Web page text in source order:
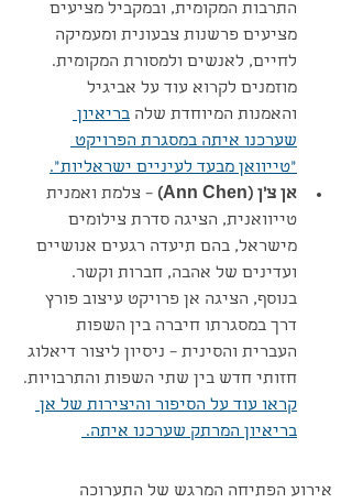
התרבות המקומית, ובמקביל מציעים
מציעים פרשנות צבעונית ומעמיקה
לחיים, לאנשים ולמסורת המקומית.
מוזמנים לקרוא עוד על אביגיל
והאמנות המיוחדת שלה בריאיון
שערכנו איתה במסגרת הפרויקט
״טייוואן מבעד לעיניים ישראליות״.
אן צ'ן (Ann Chen)
– צלמת ואמנית
טייוואנית, הציגה סדרת צילומים
מישראל, בהם תיעדה רגעים אנושיים
ועדינים של אהבה, חברות וקשר.
בנוסף, הציגה אן פרויקט עיצוב פורץ
דרך במסגרתו חיברה בין השפות
העברית והסינית – ניסיון ליצור דיאלוג
חזותי חדש בין שתי השפות והתרבויות.
קראו עוד על הסיפור והיצירות של אן
בריאיון המרתק שערכנו איתה.
אירוע הפתיחה המרגש של התערוכה